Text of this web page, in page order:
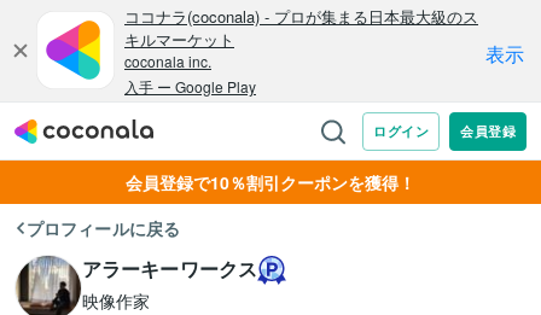
会員登録で10％割引クーポンを獲得！
プロフィールに戻る
アラーキーワークス
映像作家